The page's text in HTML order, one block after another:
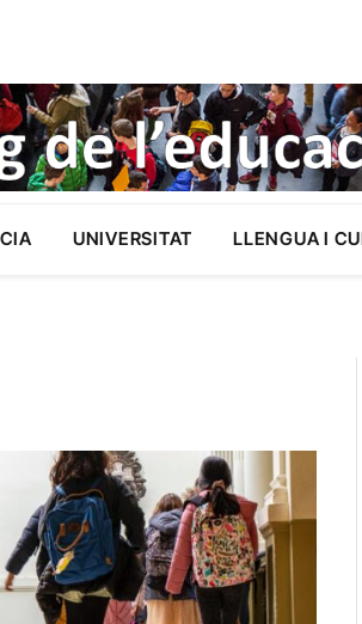
UNIVERSITAT LLENGUA I